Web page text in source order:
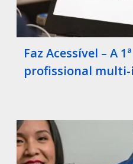
Faz Acessível – A
profissional